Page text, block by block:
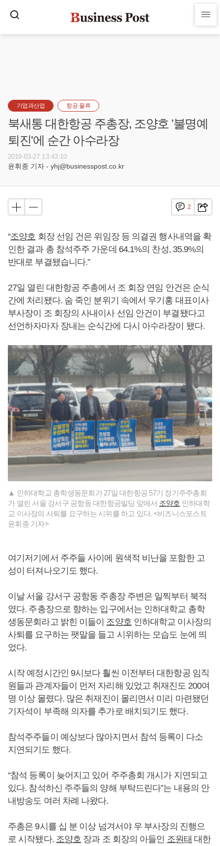
기업과산업 항공·물류
북새통 대한항공 주총장, 조양호 '불명예
퇴진'에 순간 아수라장
2019-03-27 13:43:10
윤휘종 기자 - yhj@businesspost.co.kr
2
“조양호 회장 선임 건은 위임장 등 의결권 행사내역을 확
인한 결과 총 참석주주 가운데 64.1%의 찬성, 35.9%의
반대로 부결됐습니다.”
27일 열린 대한항공 주총에서 조 회장 연임 안건은 순식
간에 처리됐다. 숨 죽인 분위기 속에서 우기홍 대표이사
부사장이 조 회장의 사내이사 선임 안건이 부결됐다고
선언하자마자 장내는 순식간에 다시 아수라장이 됐다.
▲ 인하대학교 총학생동문회가 27일 대한항공 57기 정기주주총회
가 열린 서울 강서구 공항동 대한항공빌딩 앞에서 조양호 인하대학
교 이사장의 사퇴를 요구하는 시위를 하고 있다. <비즈니스포스트
윤휘종 기자>
여기저기에서 주주들 사이에 원색적 비난을 포함한 고
성이 터져나오기도 했다.
이날 서울 강서구 공항동 주총장 주변은 일찍부터 북적
였다. 주총장으로 향하는 입구에서는 인하대학교 총학
생동문회라고 밝힌 이들이 조양호인하대학교 이사장의
사퇴를 요구하는 팻말을 들고 시위하는 모습도 눈에 띄
었다.
시작 예정시간인 9시보다 훨씬 이전부터 대한항공 임직
원들과 관계자들이 먼저 자리해 있었고 취재진도 200여
명 이상 몰렸다. 많은 취재진이 몰리면서 미리 마련됐던
기자석이 부족해 의자를 추가로 배치되기도 했다.
참석주주들이 예상보다 많아지면서 참석 등록이 다소
지연되기도 했다.
“참석 등록이 늦어지고 있어 주주총회 개시가 지연되고
있다. 참석하신 주주들의 양해 부탁드린다”는 내용의 안
내방송도 여러 차례 나왔다.
주총은 9시를 십 분 이상 넘겨서야 우 부사장의 진행으
로 시작됐다. 조양호 장과 조 회장의 아들인 조원태 대한